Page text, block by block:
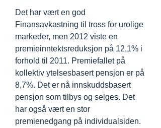
Det har vært en god
Finansavkastning til tross for urolige
markeder, men 2012 viste en
premieinntektsreduksjon på 12,1% i
forhold til 2011. Premiefallet på
kollektiv ytelsesbasert pensjon er på
8,7%. Det er nå innskuddsbasert
pensjon som tilbys og selges. Det
har også vært en stor
premienedgang på individualsiden.